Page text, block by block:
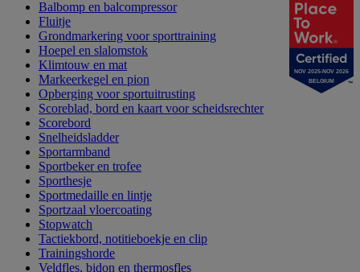
Balbomp en balcompressor
Fluitje
Grondmarkering voor sporttraining
Hoepel en slalomstok
Klimtouw en mat
Markeerkegel en pion
Opberging voor sportuitrusting
Scoreblad, bord en kaart voor scheidsrechter
Scorebord
Snelheidsladder
Sportarmband
Sportbeker en trofee
Sporthesje
Sportmedaille en lintje
Sportzaal vloercoating
Stopwatch
Tactiekbord, notitieboekje en clip
Trainingshorde
Veldfles, bidon en thermosfles
NOV 2025-NOV 2026
BELGIUM